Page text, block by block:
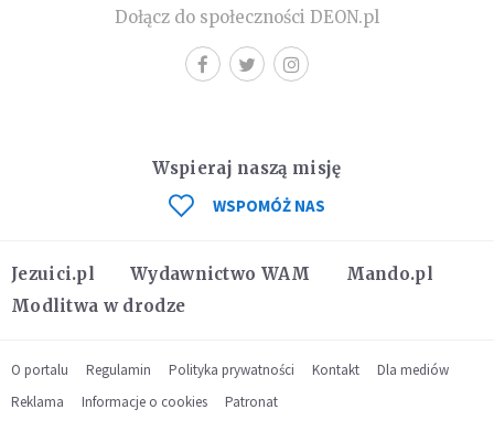
Dołącz do społeczności DEON.pl
Jezuici.pl Wydawnictwo WAM
Mando.pl
Modlitwa w drodze
Wspieraj naszą misję
WSPOMÓŻ NAS
O portalu Regulamin Polityka prywatności Kontakt
Dla mediów
Reklama
Informacje o cookies Patronat